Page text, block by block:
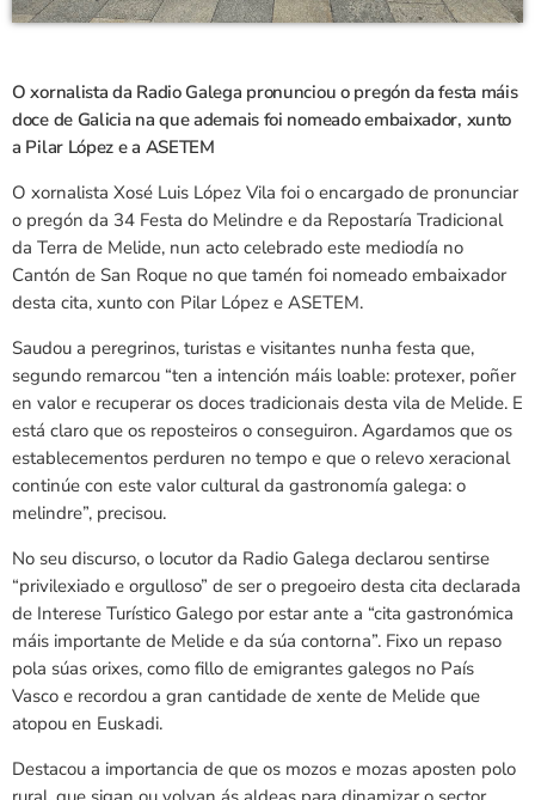
O xornalista da Radio Galega pronunciou o pregón da festa máis
doce de Galicia na que ademais foi nomeado embaixador, xunto
a Pilar López e a ASETEM
O xornalista Xosé Luis López Vila foi o encargado de pronunciar
o pregón da 34 Festa do Melindre e da Repostaría Tradicional
da Terra de Melide, nun acto celebrado este mediodía no
Cantón de San Roque no que tamén foi nomeado embaixador
desta cita, xunto con Pilar López e ASETEM.
Saudou a peregrinos, turistas e visitantes nunha festa que,
segundo remarcou “ten a intención máis loable: protexer, poñer
en valor e recuperar os doces tradicionais desta vila de Melide. E
está claro que os reposteiros o conseguiron. Agardamos que os
establecementos perduren no tempo e que o relevo xeracional
continúe con este valor cultural da gastronomía galega: o
melindre”, precisou.
No seu discurso, o locutor da Radio Galega declarou sentirse
“privilexiado e orgulloso” de ser o pregoeiro desta cita declarada
de Interese Turístico Galego por estar ante a “cita gastronómica
máis importante de Melide e da súa contorna”. Fixo un repaso
pola súas orixes, como fillo de emigrantes galegos no País
Vasco e recordou a gran cantidade de xente de Melide que
atopou en Euskadi.
Destacou a importancia de que os mozos e mozas aposten polo